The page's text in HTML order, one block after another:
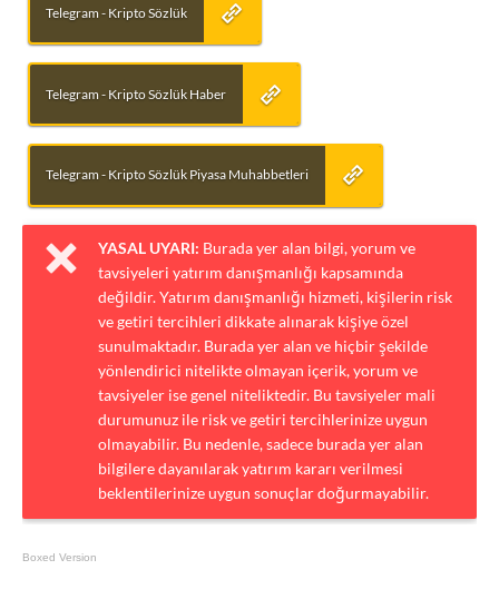
Telegram - Kripto Sözlük
Telegram - Kripto Sözlük Haber
Telegram - Kripto Sözlük Piyasa Muhabbetleri
YASAL UYARI: Burada yer alan bilgi, yorum ve
tavsiyeleri yatırım danışmanlığı kapsamında
değildir. Yatırım danışmanlığı hizmeti, kişilerin risk
ve getiri tercihleri dikkate alınarak kişiye özel
sunulmaktadır. Burada yer alan ve hiçbir şekilde
yönlendirici nitelikte olmayan içerik, yorum ve
tavsiyeler ise genel niteliktedir. Bu tavsiyeler mali
durumunuz ile risk ve getiri tercihlerinize uygun
olmayabilir. Bu nedenle, sadece burada yer alan
bilgilere dayanılarak yatırım kararı verilmesi
beklentilerinize uygun sonuçlar doğurmayabilir.
Boxed Version